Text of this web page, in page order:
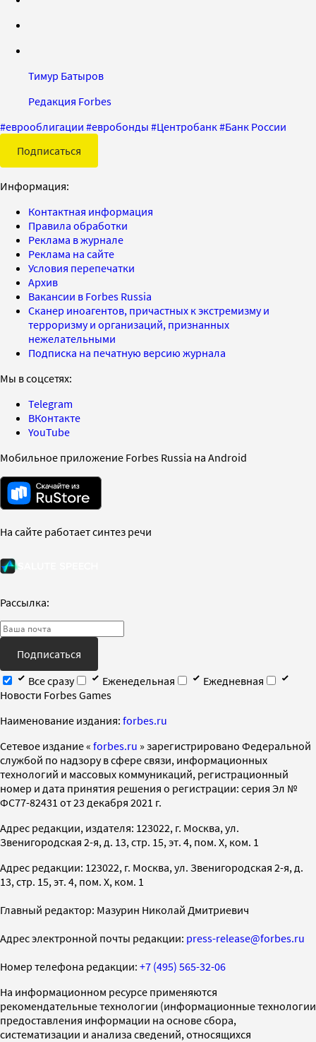
Тимур Батыров
Редакция Forbes
#еврооблигации #евробонды #Центробанк#Банк России
Подписаться
Информация:
Контактная информация
Правила обработки
Реклама в журнале
Реклама на сайте
Условия перепечатки
Архив
Вакансии в Forbes Russia
Сканер иноагентов, причастных к экстремизму и
терроризму и организаций, признанных
нежелательными
Подписка на печатную версию журнала
Мы в соцсетях:
Telegram
ВКонтакте
YouTube
Мобильное приложение Forbes Russia на Android
На сайте работает синтез речи
Рассылка:
Подписаться
Все сразу
Еженедельная
Ежедневная
Новости Forbes Games
Наименование издания: forbes.ru
Cетевое издание « forbes.ru » зарегистрировано Федеральной
службой по надзору в сфере связи, информационных
технологий и массовых коммуникаций, регистрационный
номер и дата принятия решения о регистрации: серия Эл №
ФС77-82431 от 23 декабря 2021 г.
Адрес редакции, издателя: 123022, г. Москва, ул.
Звенигородская 2-я, д. 13, стр. 15, эт. 4, пом. X, ком. 1
Адрес редакции: 123022, г. Москва, ул. Звенигородская 2-я, д.
13, стр. 15, эт. 4, пом. X, ком. 1
Главный редактор: Мазурин Николай Дмитриевич
Адрес электронной почты редакции: press-release@forbes.ru
Номер телефона редакции: +7 (495) 565-32-06
На информационном ресурсе применяются
рекомендательные технологии (информационные технологии
предоставления информации на основе сбора,
систематизации и анализа сведений, относящихся